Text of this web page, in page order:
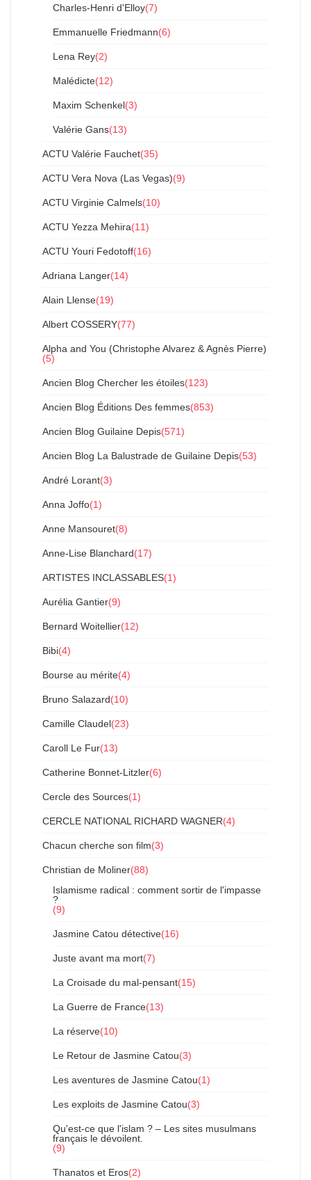
Charles-Henri d'Elloy(7)
Emmanuelle Friedmann(6)
Lena Rey(2)
Malédicte(12)
Maxim Schenkel(3)
Valérie Gans(13)
ACTU Valérie Fauchet(35)
ACTU Vera Nova (Las Vegas)(9)
ACTU Virginie Calmels(10)
ACTU Yezza Mehira(11)
ACTU Youri Fedotoff(16)
Adriana Langer(14)
Alain Llense(19)
Albert COSSERY(77)
Alpha and You (Christophe Alvarez & Agnès Pierre)
(5)
Ancien Blog Chercher les étoiles(123)
Ancien Blog Éditions Des femmes(853)
Ancien Blog Guilaine Depis(571)
Ancien Blog La Balustrade de Guilaine Depis(53)
André Lorant(3)
Anna Joffo(1)
Anne Mansouret(8)
Anne-Lise Blanchard(17)
ARTISTES INCLASSABLES(1)
Aurélia Gantier(9)
Bernard Woitellier(12)
Bibi(4)
Bourse au mérite(4)
Bruno Salazard(10)
Camille Claudel(23)
Caroll Le Fur(13)
Catherine Bonnet-Litzler(6)
Cercle des Sources(1)
CERCLE NATIONAL RICHARD WAGNER(4)
Chacun cherche son film(3)
Christian de Moliner(88)
Islamisme radical : comment sortir de l'impasse
?
(9)
Jasmine Catou détective(16)
Juste avant ma mort(7)
La Croisade du mal-pensant(15)
La Guerre de France(13)
La réserve(10)
Le Retour de Jasmine Catou(3)
Les aventures de Jasmine Catou(1)
Les exploits de Jasmine Catou(3)
Qu'est-ce que l'islam ? – Les sites musulmans
français le dévoilent.
(9)
Thanatos et Eros(2)